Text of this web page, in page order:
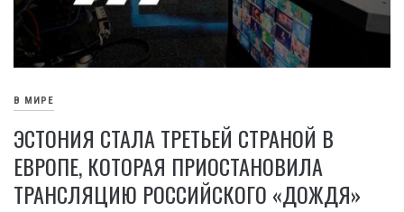
В МИРЕ
ЭСТОНИЯ СТАЛА ТРЕТЬЕЙ СТРАНОЙ В
ЕВРОПЕ, КОТОРАЯ ПРИОСТАНОВИЛА
ТРАНСЛЯЦИЮ РОССИЙСКОГО «ДОЖДЯ»